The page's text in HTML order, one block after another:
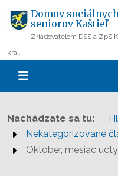
Domov
seniorov Kaštieľ
Zriaďovateľom DSS a ZpS
kraj.
Nachádzate sa tu:
Nekategorizované
Október, mesiac